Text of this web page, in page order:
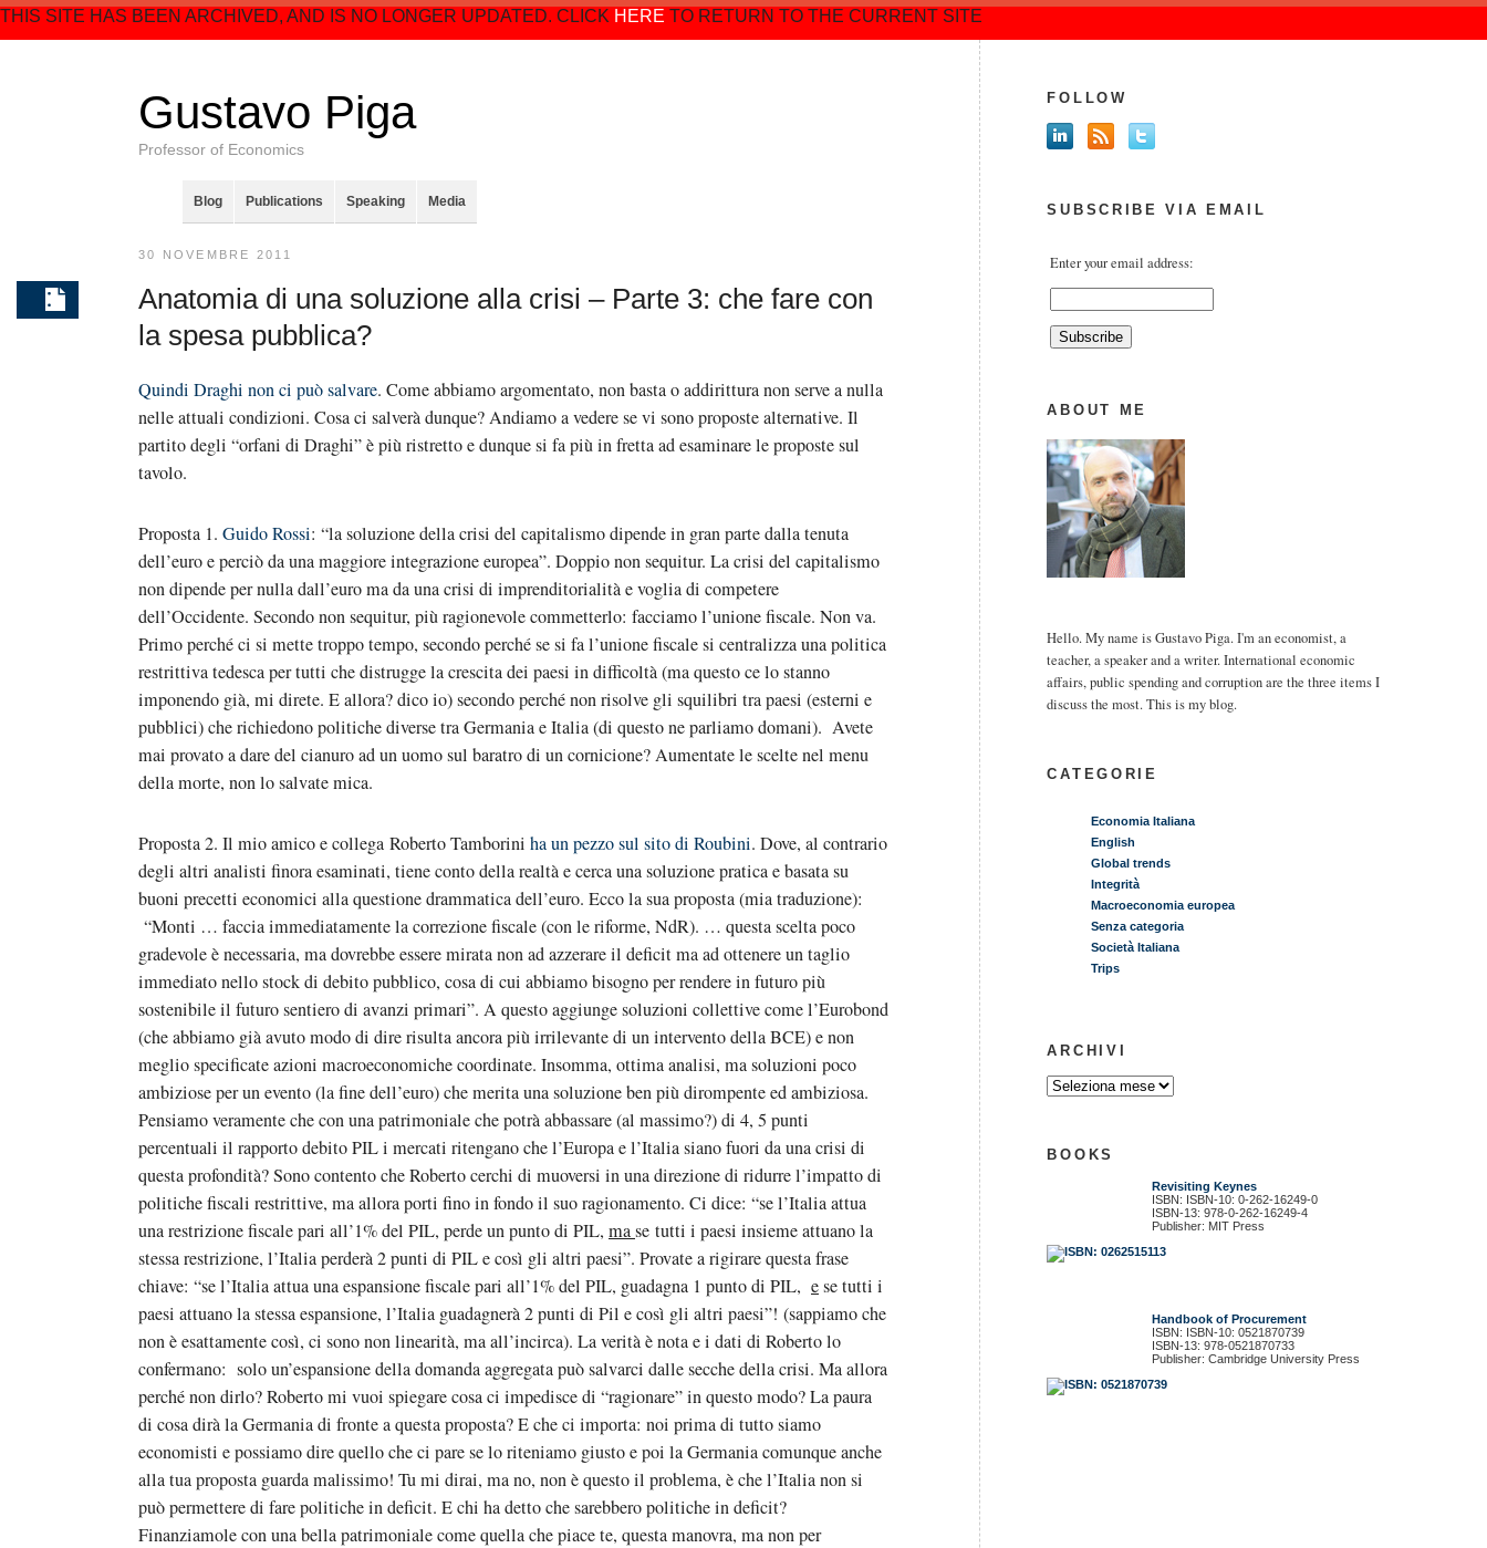
THIS SITE HAS BEEN ARCHIVED, AND IS NO LONGER UPDATED. CLICK HERE TO RETURN TO THE CURRENT SITE
Gustavo Piga
Professor of Economics
Blog Publications Speaking Media
30 NOVEMBRE 2011
Anatomia di una soluzione alla crisi – Parte 3: che fare con
la spesa pubblica?
Quindi Draghi non ci può salvare. Come abbiamo argomentato, non basta o addirittura non serve a nulla
nelle attuali condizioni. Cosa ci salverà dunque? Andiamo a vedere se vi sono proposte alternative. Il
partito degli “orfani di Draghi” è più ristretto e dunque si fa più in fretta ad esaminare le proposte sul
tavolo.
Proposta 1. Guido Rossi: “la soluzione della crisi del capitalismo dipende in gran parte dalla tenuta
dell’euro e perciò da una maggiore integrazione europea”. Doppio non sequitur. La crisi del capitalismo
non dipende per nulla dall’euro ma da una crisi di imprenditorialità e voglia di competere
dell’Occidente. Secondo non sequitur, più ragionevole commetterlo: facciamo l’unione fiscale. Non va.
Primo perché ci si mette troppo tempo, secondo perché se si fa l’unione fiscale si centralizza una politica
restrittiva tedesca per tutti che distrugge la crescita dei paesi in difficoltà (ma questo ce lo stanno
imponendo già, mi direte. E allora? dico io) secondo perché non risolve gli squilibri tra paesi (esterni e
pubblici) che richiedono politiche diverse tra Germania e Italia (di questo ne parliamo domani). Avete
mai provato a dare del cianuro ad un uomo sul baratro di un cornicione? Aumentate le scelte nel menu
della morte, non lo salvate mica.
Proposta 2. Il mio amico e collega Roberto Tamborini ha un pezzo sul sito di Roubini. Dove, al contrario
degli altri analisti finora esaminati, tiene conto della realtà e cerca una soluzione pratica e basata su
buoni precetti economici alla questione drammatica dell’euro. Ecco la sua proposta (mia traduzione):
“Monti … faccia immediatamente la correzione fiscale (con le riforme, NdR). … questa scelta poco
gradevole è necessaria, ma dovrebbe essere mirata non ad azzerare il deficit ma ad ottenere un taglio
immediato nello stock di debito pubblico, cosa di cui abbiamo bisogno per rendere in futuro più
sostenibile il futuro sentiero di avanzi primari”. A questo aggiunge soluzioni collettive come l’Eurobond
(che abbiamo già avuto modo di dire risulta ancora più irrilevante di un intervento della BCE) e non
meglio specificate azioni macroeconomiche coordinate. Insomma, ottima analisi, ma soluzioni poco
ambiziose per un evento (la fine dell’euro) che merita una soluzione ben più dirompente ed ambiziosa.
Pensiamo veramente che con una patrimoniale che potrà abbassare (al massimo?) di 4, 5 punti
percentuali il rapporto debito PIL i mercati ritengano che l’Europa e l’Italia siano fuori da una crisi di
questa profondità? Sono contento che Roberto cerchi di muoversi in una direzione di ridurre l’impatto di
politiche fiscali restrittive, ma allora porti fino in fondo il suo ragionamento. Ci dice: “se l’Italia attua
una restrizione fiscale pari all’1% del PIL, perde un punto di PIL, mase tutti i paesi insieme attuano la
stessa restrizione, l’Italia perderà 2 punti di PIL e così gli altri paesi”. Provate a rigirare questa frase
chiave: “se l’Italia attua una espansione fiscale pari all’1% del PIL, guadagna 1 punto di PIL, ese tutti i
paesi attuano la stessa espansione, l’Italia guadagnerà 2 punti di Pil e così gli altri paesi”! (sappiamo che
non è esattamente così, ci sono non linearità, ma all’incirca). La verità è nota e i dati di Roberto lo
confermano: solo un’espansione della domanda aggregata può salvarci dalle secche della crisi. Ma allora
perché non dirlo? Roberto mi vuoi spiegare cosa ci impedisce di “ragionare” in questo modo? La paura
di cosa dirà la Germania di fronte a questa proposta? E che ci importa: noi prima di tutto siamo
economisti e possiamo dire quello che ci pare se lo riteniamo giusto e poi la Germania comunque anche
alla tua proposta guarda malissimo! Tu mi dirai, ma no, non è questo il problema, è che l’Italia non si
può permettere di fare politiche in deficit. E chi ha detto che sarebbero politiche in deficit?
Finanziamole con una bella patrimoniale come quella che piace te, questa manovra, ma non per
FOLLOW
SUBSCRIBE VIA EMAIL
Enter your email address:
ABOUT ME
Hello. My name is Gustavo Piga. I'm an economist, a
teacher, a speaker and a writer. International economic
affairs, public spending and corruption are the three items I
discuss the most. This is my blog.
CATEGORIE
Economia Italiana
English
Global trends
Integrità
Macroeconomia europea
Senza categoria
Società Italiana
Trips
ARCHIVI
BOOKS
Revisiting Keynes
ISBN: ISBN-10: 0-262-16249-0
ISBN-13: 978-0-262-16249-4
Publisher: MIT Press
Handbook of Procurement
ISBN: ISBN-10: 0521870739
ISBN-13: 978-0521870733
Publisher: Cambridge University Press